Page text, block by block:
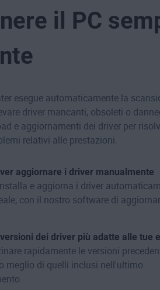
il PC
esegue automaticamente la
driver mancanti, obsoleti o
e aggiornamenti dei driver per
relativi alle prestazioni.
aggiornare i driver manualmente
e aggiorna i driver
con il nostro software di
dei driver più adatte alle tue
rapidamente le versioni
meglio di quelli inclusi nell'ultimo